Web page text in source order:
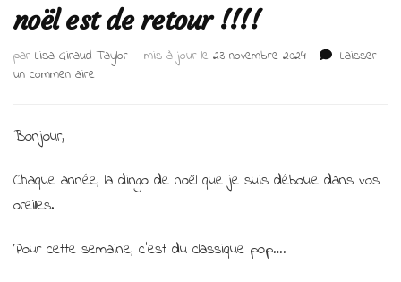
noël est de retour !!!!
par Lisa Giraud Taylor mis à jour le 23 novembre 2024
Laisser
un commentaire
dingo
est
Bonjour,
Chaque année, la dingo de noël que je suis déboule dans vos
oreilles.
Pour cette semaine, c’est du classique pop….